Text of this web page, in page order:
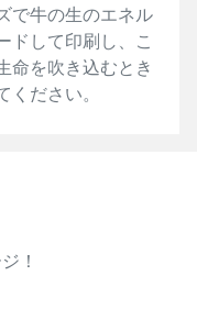
で牛の生のエネル
ドして印刷し、こ
命を吹き込むとき
ださい。
！